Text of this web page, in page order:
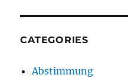
CATEGORIES
Abstimmung